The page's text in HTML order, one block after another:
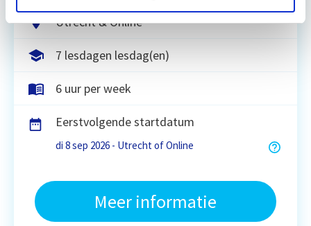
Utrecht & Online
7 lesdagen lesdag(en)
6 uur per week
Eerstvolgende startdatum
di 8 sep 2026 - Utrecht of Online
Meer informatie